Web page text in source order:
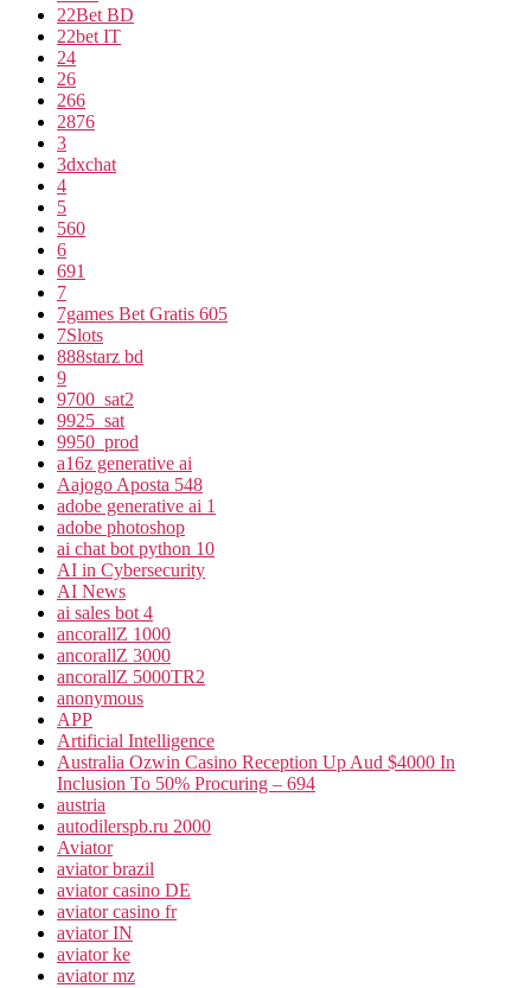
22Bet BD
22bet IT
24
26
266
2876
3
3dxchat
4
5
560
6
691
7
7games Bet Gratis 605
7Slots
888starz bd
9
9700_sat2
9925_sat
9950_prod
a16z generative ai
Aajogo Aposta 548
adobe generative ai 1
adobe photoshop
ai chat bot python 10
AI in Cybersecurity
AI News
ai sales bot 4
ancorallZ 1000
ancorallZ 3000
ancorallZ 5000TR2
anonymous
APP
Artificial Intelligence
Australia Ozwin Casino Reception Up Aud $4000 In
Inclusion To 50% Procuring – 694
austria
autodilerspb.ru 2000
Aviator
aviator brazil
aviator casino DE
aviator casino fr
aviator IN
aviator ke
aviator mz